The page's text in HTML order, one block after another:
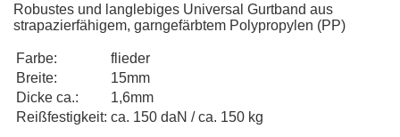
Robustes und langlebiges Universal Gurtband aus
strapazierfähigem, garngefärbtem Polypropylen (PP)
Farbe:
flieder
Breite:
15mm
Dicke ca.:
1,6mm
Reißfestigkeit: ca. 150 daN / ca. 150 kg